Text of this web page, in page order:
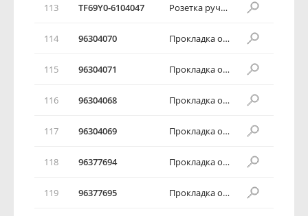
113 TF69Y0-6104047 Розетка ручки стеклоподъемника
114 96304070 Прокладка обивки передней двери
115 96304071 Прокладка обивки передней двери
116 96304068 Прокладка обивки передней двери
117 96304069 Прокладка обивки передней двери
118 96377694 Прокладка обивки передней двери
119 96377695 Прокладка обивки передней двери